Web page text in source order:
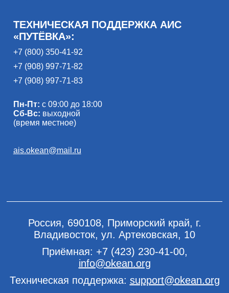
ТЕХНИЧЕСКАЯ ПОДДЕРЖКА АИС
«ПУТЁВКА»:
+7 (800) 350-41-92
+7 (908) 997-71-82
+7 (908) 997-71-83
Пн-Пт: с 09:00 до 18:00
Сб-Вс: выходной
(время местное)
ais.okean@mail.ru
Россия, 690108, Приморский край, г.
Владивосток, ул. Артековская, 10
Приёмная: +7 (423) 230-41-00,
info@okean.org
Техническая поддержка: support@okean.org